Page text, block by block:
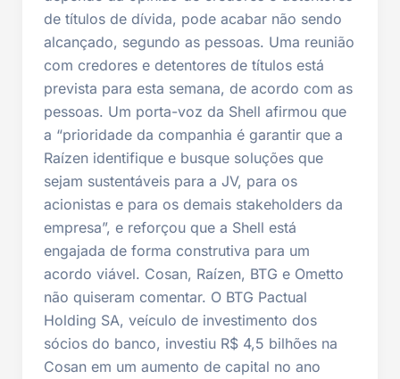
de títulos de dívida, pode acabar não sendo
alcançado, segundo as pessoas. Uma reunião
com credores e detentores de títulos está
prevista para esta semana, de acordo com as
pessoas. Um porta-voz da Shell afirmou que
a “prioridade da companhia é garantir que a
Raízen identifique e busque soluções que
sejam sustentáveis para a JV, para os
acionistas e para os demais stakeholders da
empresa”, e reforçou que a Shell está
engajada de forma construtiva para um
acordo viável. Cosan, Raízen, BTG e Ometto
não quiseram comentar. O BTG Pactual
Holding SA, veículo de investimento dos
sócios do banco, investiu R$ 4,5 bilhões na
Cosan em um aumento de capital no ano